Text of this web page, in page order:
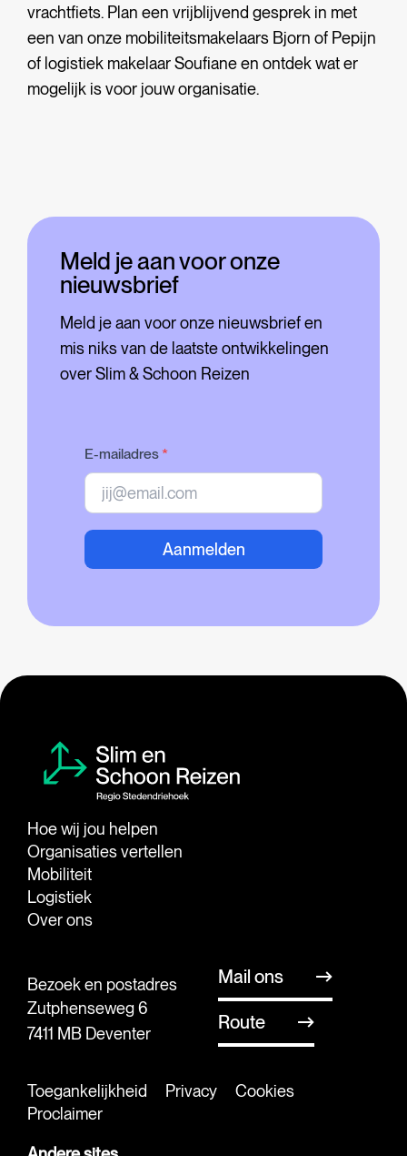
vrachtfiets. Plan een vrijblijvend gesprek in met
een van onze mobiliteitsmakelaars Bjorn of Pepijn
of logistiek makelaar Soufiane en ontdek wat er
mogelijk is voor jouw organisatie.
Meld je aan voor onze
nieuwsbrief
Meld je aan voor onze nieuwsbrief en
mis niks van de laatste ontwikkelingen
over Slim & Schoon Reizen
E-mailadres*
Aanmelden
Hoe wij jou helpen
Organisaties vertellen
Mobiliteit
Logistiek
Over ons
Bezoek en postadres
Zutphenseweg 6
7411 MB Deventer
Mail ons
Route
Toegankelijkheid Privacy
Cookies
Proclaimer